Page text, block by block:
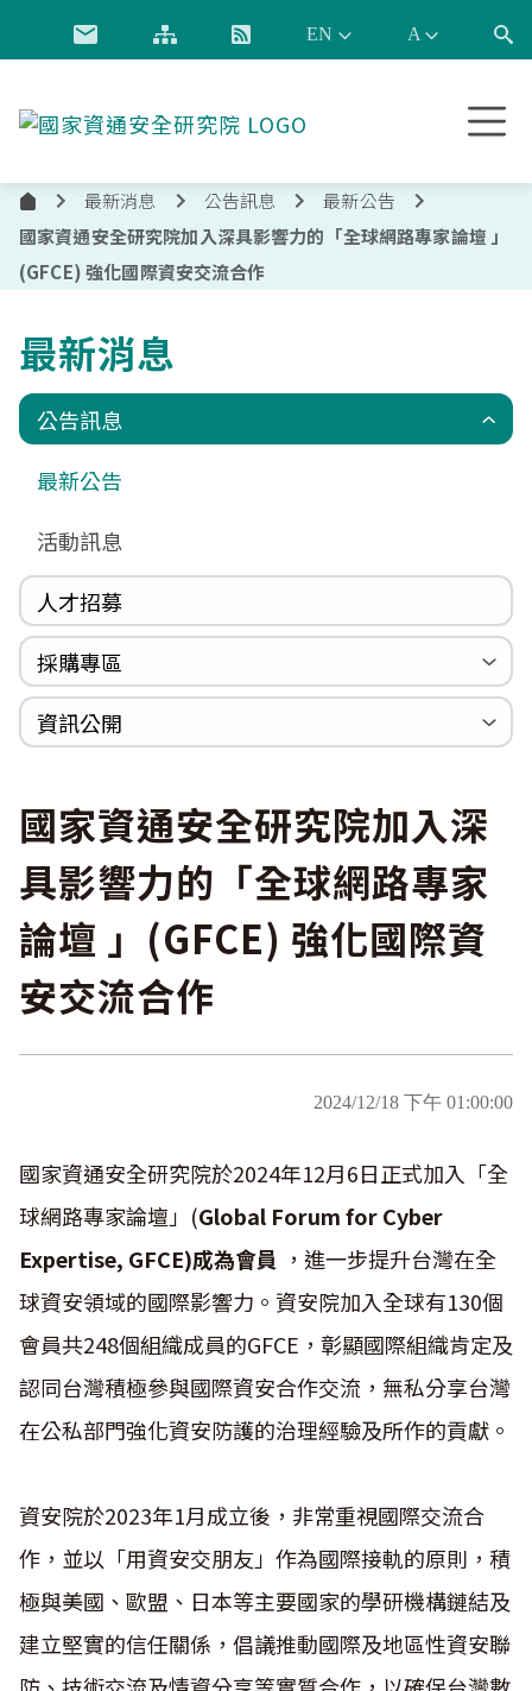
跳到主要內容
通
安
研
首
頁
最新消息 公告訊息
最新公告
國家資通安全研究院加入深具影響力的「全球網路專家論壇 」
(GFCE) 強化國際資安交流合作
最新消息
公告訊息
最新公告
活動訊息
人才招募
採購專區
公開招標
採購公告
資訊公開
國家資通安全研究院加入深
具影響力的「全球網路專家
論壇 」(GFCE) 強化國際資
安交流合作
2024/12/18 下午 01:00:00
國家資通安全研究院於2024年12月6日正式加入「全
球網路專家論壇」(Global Forum for Cyber
Expertise, GFCE)成為會員 ，進一步提升台灣在全
球資安領域的國際影響力。資安院加入全球有130個
會員共248個組織成員的GFCE，彰顯國際組織肯定及
認同台灣積極參與國際資安合作交流，無私分享台灣
在公私部門強化資安防護的治理經驗及所作的貢獻。
資安院於2023年1月成立後，非常重視國際交流合
作，並以「用資安交朋友」作為國際接軌的原則，積
極與美國、歐盟、日本等主要國家的學研機構鏈結及
建立堅實的信任關係，倡議推動國際及地區性資安聯